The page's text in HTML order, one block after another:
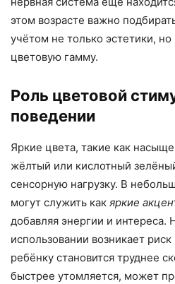
этом возрасте важно
учётом не только эстетики,
цветовую гамму.
Роль цветовой
поведении
Яркие цвета, такие как
жёлтый или кислотный
сенсорную нагрузку. В
могут служить как яркие
добавляя энергии и
использовании возникает
ребёнку становится труднее
быстрее утомляется, может